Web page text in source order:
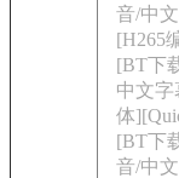
音/中
[H265
[BT下
中文字
体
[BT下
音/中